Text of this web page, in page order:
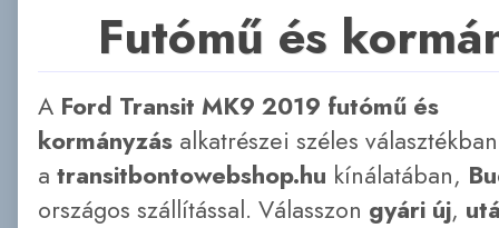
Futómű és
A Ford Transit MK9 2019 futómű és
kormányzás alkatrészei széles
atransitbontowebshop.hu kínálatában,
országos szállítással. Válasszon gyári új,